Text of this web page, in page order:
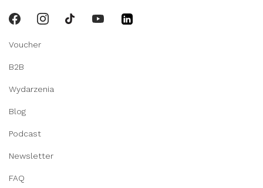
Voucher
B2B
Wydarzenia
Blog
Podcast
Newsletter
FAQ